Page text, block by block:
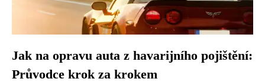
Jak na opravu auta z havarijního pojištění:
Průvodce krok za krokem